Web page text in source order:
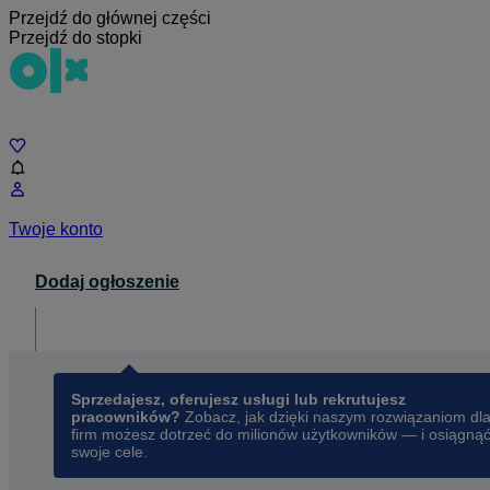
Przejdź do głównej części
Przejdź do stopki
Twoje konto
Dodaj ogłoszenie
Sprzedajesz, oferujesz usługi lub rekrutujesz
pracowników? Zobacz, jak dzięki naszym rozwiązaniom dla
firm możesz dotrzeć do milionów użytkowników — i osiągnąć
swoje cele.